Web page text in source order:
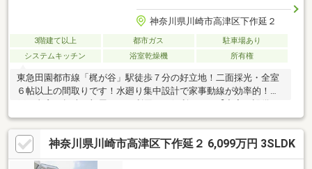
神奈川県川崎市高津区下作延２
3階建て以上 都市ガス
駐車場あり
システムキッチン
浴室乾燥機 所有権
東急田園都市線「梶が谷」駅徒歩７分の好立地！二面採光・全室
６帖以上の間取りです！水廻り集中設計で家事動線が効率的！納
戸は書斎・趣味の部屋などに利用でき便利です！【充実の設備・
仕様】●システムキッチン●浄水器●浴室乾燥機●追い焚き●インタ
ーホン●収納*☆：*☆：*☆：*☆：*☆：*☆：*☆：*☆：*☆：
*☆：*☆：*☆：*☆：*☆：■平日休日いつでもご見学可能です！
■お問い合わせ、見学予約は【無料通話】【0800-603-2880】【セ
神奈川県川崎市高津区下作延２ 6,099万円 3SLDK